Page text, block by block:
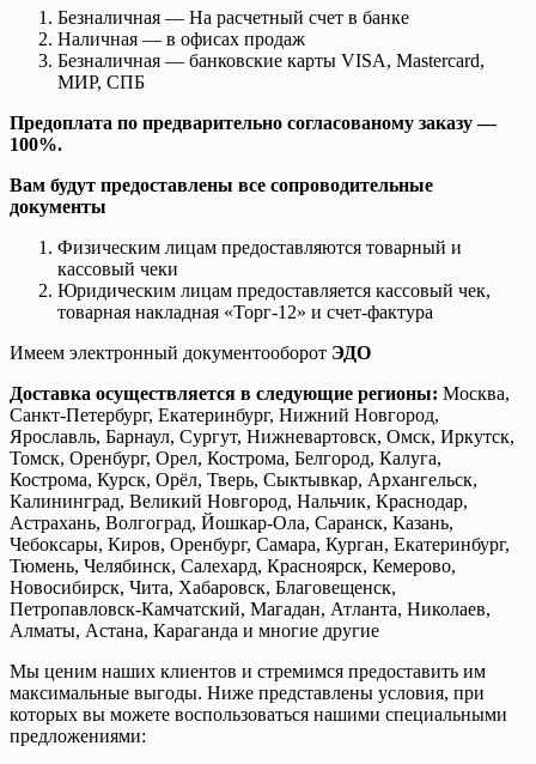
Безналичная — На расчетный счет в банке
Наличная — в офисах продаж
Безналичная — банковские карты VISA, Mastercard,
МИР, СПБ
Предоплата по предварительно согласованому заказу —
100%.
Вам будут предоставлены все сопроводительные
документы
Физическим лицам предоставляются товарный и
кассовый чеки
Юридическим лицам предоставляется кассовый чек,
товарная накладная «Торг-12» и счет-фактура
Имеем электронный документооборот ЭДО
Доставка осуществляется в следующие регионы: Москва,
Санкт-Петербург, Екатеринбург, Нижний Новгород,
Ярославль, Барнаул, Сургут, Нижневартовск, Омск, Иркутск,
Томск, Оренбург, Орел, Кострома, Белгород, Калуга,
Кострома, Курск, Орёл, Тверь, Сыктывкар, Архангельск,
Калининград, Великий Новгород, Нальчик, Краснодар,
Астрахань, Волгоград, Йошкар-Ола, Саранск, Казань,
Чебоксары, Киров, Оренбург, Самара, Курган, Екатеринбург,
Тюмень, Челябинск, Салехард, Красноярск, Кемерово,
Новосибирск, Чита, Хабаровск, Благовещенск,
Петропавловск-Камчатский, Магадан, Атланта, Николаев,
Алматы, Астана, Караганда и многие другие
Мы ценим наших клиентов и стремимся предоставить им
максимальные выгоды. Ниже представлены условия, при
которых вы можете воспользоваться нашими специальными
предложениями: